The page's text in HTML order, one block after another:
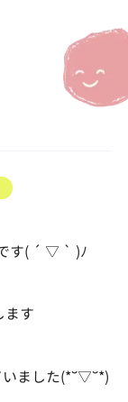
す( ´ ▽ ` )ﾉ
ます
ました(*˘▽˘*)